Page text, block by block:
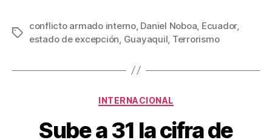
c
e
b
k
tt
er
ail er
e
st
m
p
ar
Etiquetas
conflicto armado interno, Daniel Noboa, Ecuador,
estado de excepción, Guayaquil, Terrorismo
Categorías
INTERNACIONAL
Sube a 31 la cifra de